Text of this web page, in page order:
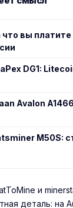
что вы
DG1:
Avalon
M50S:
и
деталь: на